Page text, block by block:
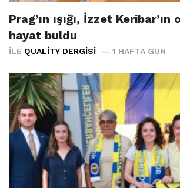
Prag’ın ışığı, İzzet
hayat buldu
İLE QUALITY DERGISI 1 HAFTA GÜN